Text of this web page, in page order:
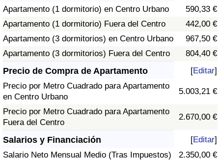
Apartamento (1 dormitorio) en Centro Urbano
590,33 €
Apartamento (1 dormitorio) Fuera del Centro
442,00 €
Apartamento (3 dormitorios) en Centro Urbano
967,50 €
Apartamento (3 dormitorios) Fuera del Centro
804,40 €
Precio de Compra de Apartamento [Editar]
Precio por Metro Cuadrado para Apartamento
en Centro Urbano
5.003,21 €
Precio por Metro Cuadrado para Apartamento
Fuera del Centro
2.670,00 €
Salarios y Financiación [Editar]
Salario Neto Mensual Medio (Tras Impuestos)
2.350,00 €